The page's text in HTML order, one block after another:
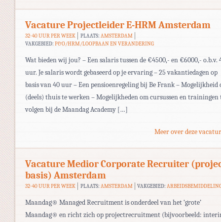
Vacature Projectleider E-HRM Amsterdam
32-40 UUR PER WEEK PLAATS: AMSTERDAM
VAKGEBIED: P&O/HRM/LOOPBAAN EN VERANDERING
Wat bieden wij jou? – Een salaris tussen de €4500,- en €6000,- o.b.v.
uur. Je salaris wordt gebaseerd op je ervaring – 25 vakantiedagen op
basis van 40 uur – Een pensioenregeling bij Be Frank – Mogelijkheid
(deels) thuis te werken – Mogelijkheden om cursussen en trainingen
volgen bij de Maandag Academy […]
Meer over deze
Vacature Medior Corporate Recruiter
basis) Amsterdam
32-40 UUR PER WEEK PLAATS: AMSTERDAM VAKGEBIED:
Maandag® Managed Recruitment is onderdeel van het ‘grote’
Maandag® en richt zich op projectrecruitment (bijvoorbeeld: